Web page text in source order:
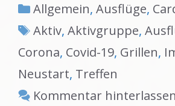
Kategorien
Allgemein, Ausflüge,
Schlagwörter
Aktiv, Aktivgruppe,
Corona, Covid-19, Grillen,
Neustart, Treffen
Kommentar hinterlassen